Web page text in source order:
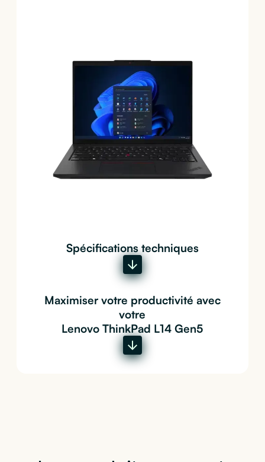
Spécifications techniques
Maximiser votre productivité avec
votre
Lenovo ThinkPad L14 Gen5